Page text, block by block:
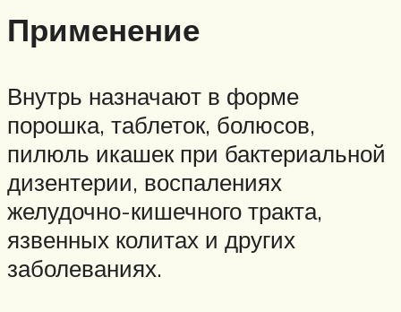
Применение
Внутрь назначают в форме
порошка, таблеток, болюсов,
пилюль икашек при бактериальной
дизентерии, воспалениях
желудочно-кишечного тракта,
язвенных колитах и других
заболеваниях.